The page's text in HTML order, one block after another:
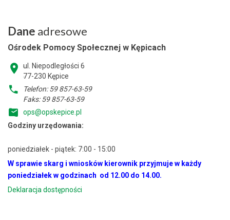
Dane adresowe
Ośrodek Pomocy Społecznej w Kępicach
ul. Niepodległości 6
77-230 Kępice
Telefon: 59 857-63-59
Faks: 59 857-63-59
ops@opskepice.pl
Godziny urzędowania:
poniedziałek - piątek: 7:00 - 15:00
W sprawie skarg i wniosków kierownik przyjmuje w każdy
poniedziałek w godzinach od 12.00 do 14.00.
Deklaracja dostępności